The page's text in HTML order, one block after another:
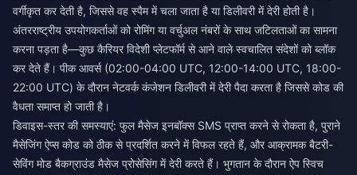
वर्गीकृत कर देती है, जिससे वह स्पैम में चला जाता है या डिलीवरी में देरी होती है।
अंतरराष्ट्रीय उपयोगकर्ताओं को रोमिंग या वर्चुअल नंबरों के साथ जटिलताओं का सामना
करना पड़ता है—कुछ कैरियर विदेशी प्लेटफॉर्म से आने वाले स्वचालित संदेशों को ब्लॉक
कर देते हैं। पीक आवर्स (02:00-04:00 UTC, 12:00-14:00 UTC, 18:00-
22:00 UTC) के दौरान नेटवर्क कंजेशन डिलीवरी में देरी पैदा करता है जिससे कोड की
वैधता समाप्त हो जाती है।
डिवाइस-स्तर की समस्याएं: फुल मैसेज इनबॉक्स SMS प्राप्त करने से रोकता है, पुराने
मैसेजिंग ऐप्स कोड को ठीक से प्रदर्शित करने में विफल रहते हैं, और आक्रामक बैटरी-
सेविंग मोड बैकग्राउंड मैसेज प्रोसेसिंग में देरी करते हैं। भुगतान के दौरान ऐप स्विच